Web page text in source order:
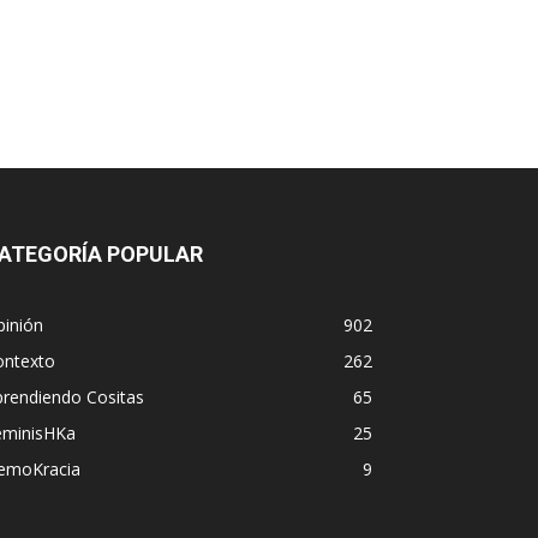
POPULAR
902
262
Cositas
65
25
9